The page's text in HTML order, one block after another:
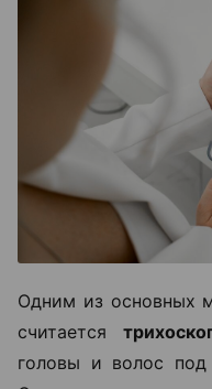
Одним из основных
считается
головы и волос под